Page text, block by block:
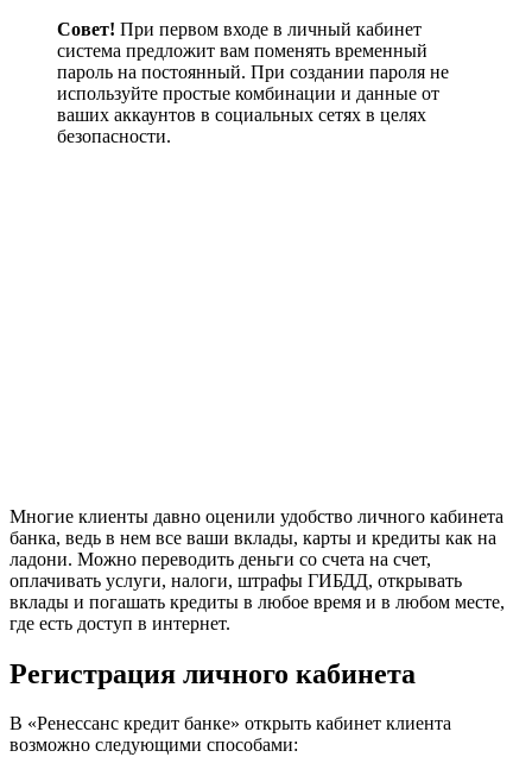
Совет! При первом входе в личный кабинет
система предложит вам поменять временный
пароль на постоянный. При создании пароля не
используйте простые комбинации и данные от
ваших аккаунтов в социальных сетях в целях
безопасности.
Многие клиенты давно оценили удобство личного кабинета
банка, ведь в нем все ваши вклады, карты и кредиты как на
ладони. Можно переводить деньги со счета на счет,
оплачивать услуги, налоги, штрафы ГИБДД, открывать
вклады и погашать кредиты в любое время и в любом месте,
где есть доступ в интернет.
Регистрация личного кабинета
В «Ренессанс кредит банке» открыть кабинет клиента
возможно следующими способами: